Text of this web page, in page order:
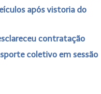
após vistoria do
contratação
coletivo em sessão